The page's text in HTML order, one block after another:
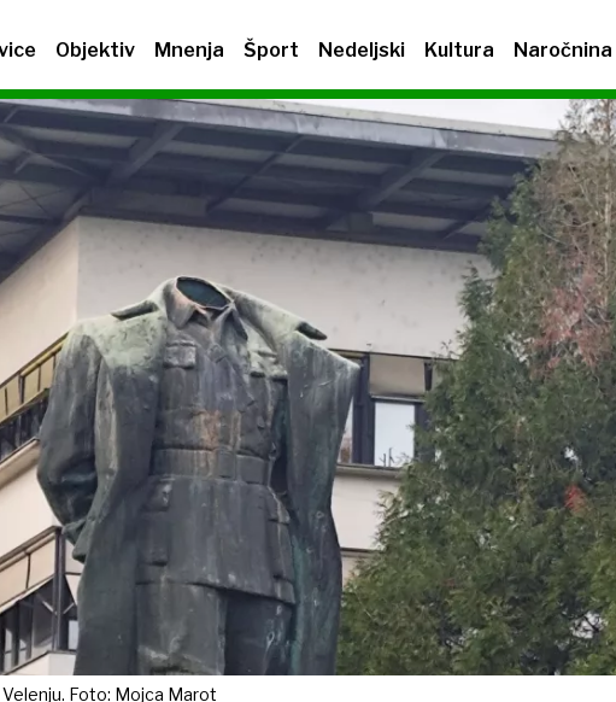
Objektiv Mnenja Šport Nedeljski Kultura Naročnina
Foto: Mojca Marot